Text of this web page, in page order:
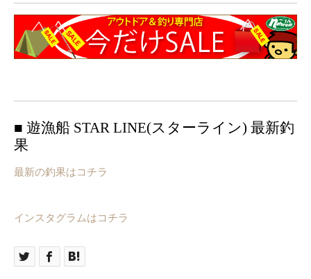
■ 遊漁船 STAR LINE(スターライン) 最新釣
果
最新の釣果はコチラ
インスタグラムはコチラ